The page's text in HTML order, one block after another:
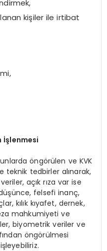
kişiler ile irtibat
İşlenmesi
öngörülen ve KVK
teknik tedbirler alınarak,
açık rıza var ise
felsefi inanç,
kılık kıyafet, dernek,
mahkumiyeti ve
biyometrik veriler ve
öngörülmesi